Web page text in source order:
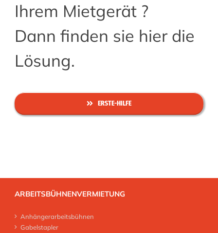
Ihrem Mietgerät ?
Dann finden sie hier die
Lösung.
ERSTE-HILFE
ARBEITSBÜHNENVERMIETUNG
Anhängerarbeitsbühnen
Gabelstapler